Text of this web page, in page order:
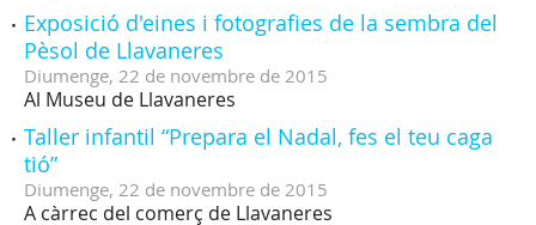
Exposició d'eines i fotografies de la sembra del
Pèsol de Llavaneres
Diumenge, 22 de novembre de 2015
Al Museu de Llavaneres
Taller infantil “Prepara el Nadal, fes el teu caga
tió”
Diumenge, 22 de novembre de 2015
A càrrec del comerç de Llavaneres